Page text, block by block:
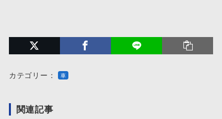
カテゴリー： 車
関連記事